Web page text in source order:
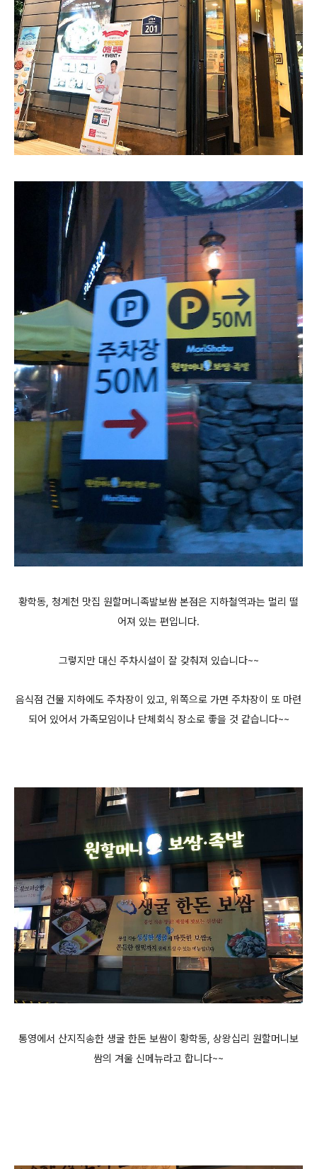
황학동, 청계천 맛집 원할머니족발보쌈 본점은 지하철역과는 멀리 떨
어져 있는 편입니다.
그렇지만 대신 주차시설이 잘 갖춰져 있습니다~~
음식점 건물 지하에도 주차장이 있고, 위쪽으로 가면 주차장이 또 마련
되어 있어서 가족모임이나 단체회식 장소로 좋을 것 같습니다~~
통영에서 산지직송한 생굴 한돈 보쌈이 황학동, 상왕십리 원할머니보
쌈의 겨울 신메뉴라고 합니다~~